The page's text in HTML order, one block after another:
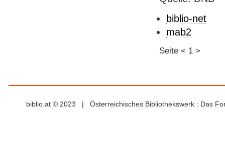
biblio-net
mab2
Seite < 1 >
biblio.at © 2023 | Österreichisches Bibliothekswerk : Das